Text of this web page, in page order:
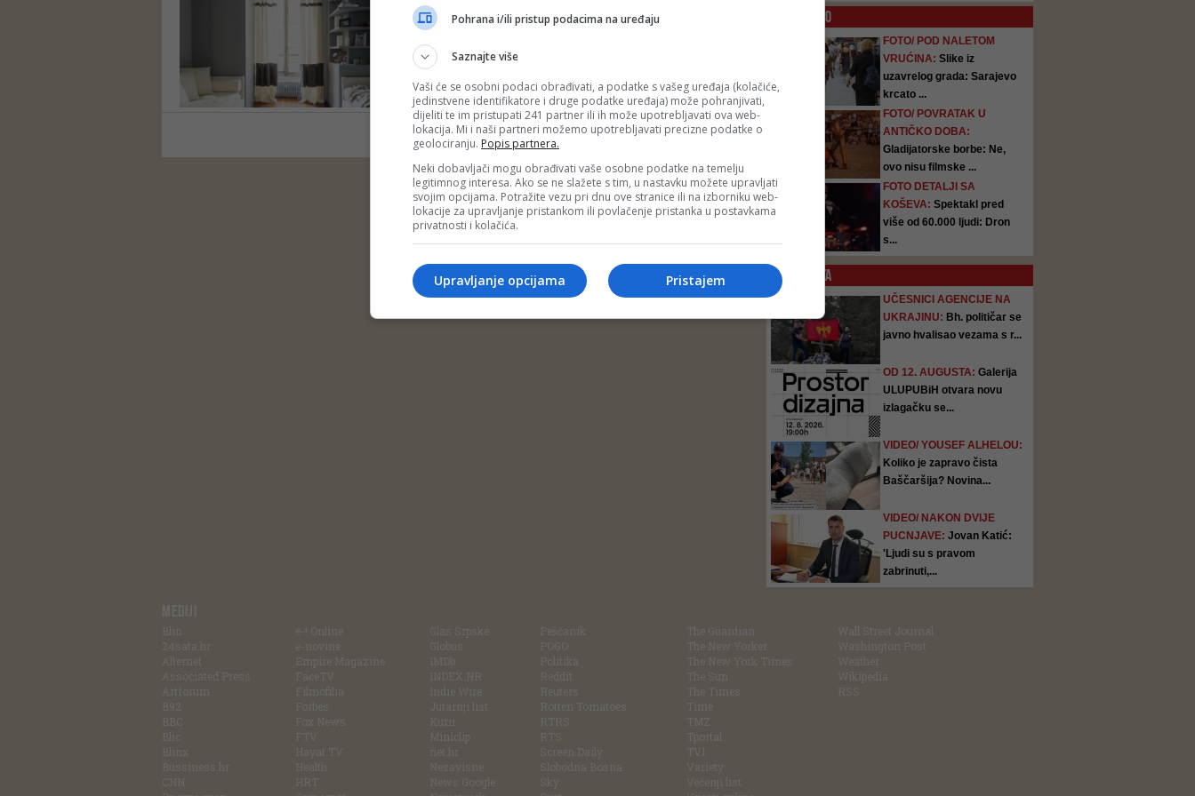
DOM JE NAJBITNIJI
Investirajte u vlastitu kreativnost: Zgodni načini...
zamjenama, ne zaboravite se dogovoriti oko toga sa stanodavcem
FOTO
FOTO/ POD NALETOM
VRUĆINA: Slike iz
uzavrelog grada: Sarajevo
krcato ...
FOTO/ POVRATAK U
ANTIČKO DOBA:
Gladijatorske borbe: Ne,
ovo nisu filmske ...
FOTO DETALJI SA
KOŠEVA: Spektakl pred
više od 60.000 ljudi: Dron
s...
24 SATA
UČESNICI AGENCIJE NA
UKRAJINU: Bh. političar se
javno hvalisao vezama s r...
OD 12. AUGUSTA: Galerija
ULUPUBiH otvara novu
izlagačku se...
VIDEO/ YOUSEF ALHELOU:
Koliko je zapravo čista
Baščaršija? Novina...
VIDEO/ NAKON DVIJE
PUCNJAVE: Jovan Katić:
'Ljudi su s pravom
zabrinuti,...
MEDIJI
Blin
24sata.hr
Alternet
Associated Press
Artforum
B92
BBC
Blic
Blinx
Bussiness.hr
CNN
e-! Online
e-novine
Empire Magazine
FaceTV
Filmofilia
Forbes
Fox News
FTV
Hayat TV
Health
HRT
Glas Srpske
Globus
IMDb
INDEX.HR
Indie Wire
Jutarnji list
Kurir
Miniclip
net.hr
Nezavisne
News Google
Pešćanik
POGO
Politika
Reddit
Reuters
Rotten Tomatoes
RTRS
RTS
Screen Daily
Slobodna Bosna
Sky
The Guardian
The New Yorker
The New York Times
The Sun
The Times
Time
TMZ
Tportal
TV1
Variety
Večenji list
Wall Street Journal
Washington Post
Weather
Wikipedia
RSS
Pohrana i/ili pristup podacima na uređaju
Saznajte više
Vaši će se osobni podaci obrađivati, a podatke s vašeg uređaja (kolačiće,
jedinstvene identifikatore i druge podatke uređaja) može pohranjivati,
dijeliti te im pristupati 241 partner ili ih može upotrebljavati ova web-
lokacija. Mi i naši partneri možemo upotrebljavati precizne podatke o
geolociranju. Popis partnera.
Neki dobavljači mogu obrađivati vaše osobne podatke na temelju
legitimnog interesa. Ako se ne slažete s tim, u nastavku možete upravljati
svojim opcijama. Potražite vezu pri dnu ove stranice ili na izborniku web-
lokacije za upravljanje pristankom ili povlačenje pristanka u postavkama
privatnosti i kolačića.
Pristajem
Upravljanje opcijama